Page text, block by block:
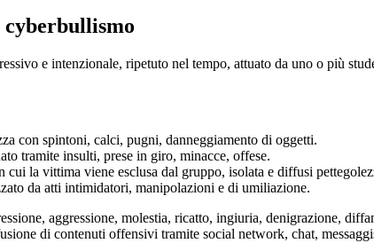
cyberbullismo
e intenzionale, ripetuto nel tempo, attuato da uno o più
con spintoni, calci, pugni, danneggiamento di oggetti.
tramite insulti, prese in giro, minacce, offese.
la vittima viene esclusa dal gruppo, isolata e diffusi
da atti intimidatori, manipolazioni e di umiliazione.
aggressione, molestia, ricatto, ingiuria, denigrazione,
di contenuti offensivi tramite social network, chat,